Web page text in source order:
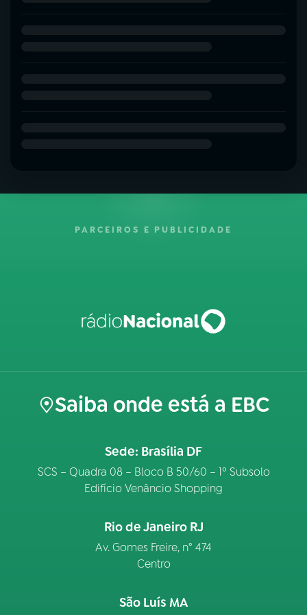
PARCEIROS E PUBLICIDADE
Saiba onde está a EBC
Sede: Brasília DF
SCS – Quadra 08 – Bloco B 50/60 – 1º Subsolo
Edifício Venâncio Shopping
Rio de Janeiro RJ
Av. Gomes Freire, n° 474
Centro
São Luís MA